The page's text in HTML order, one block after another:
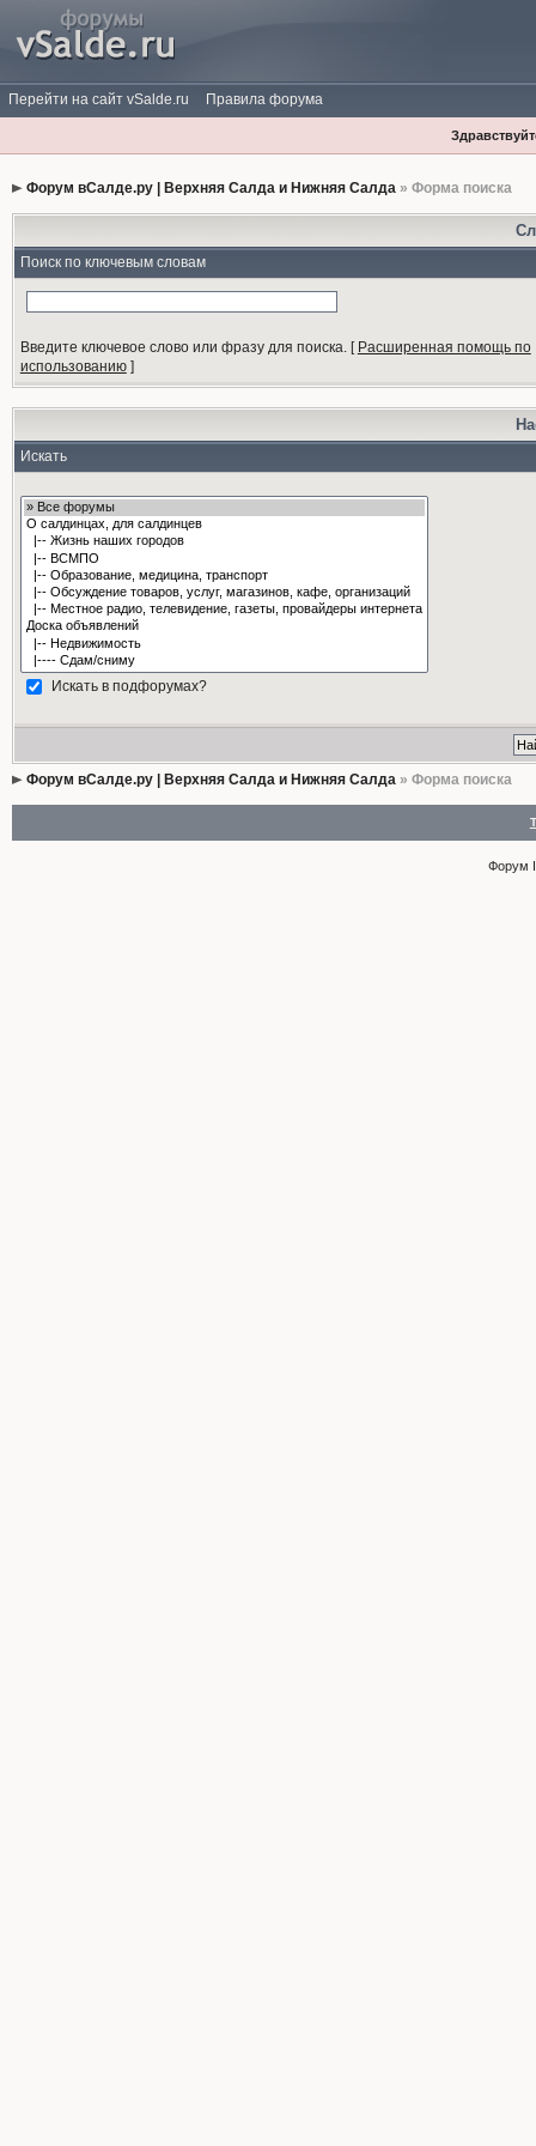
Перейти на сайт vSalde.ru Правила форума
Форум вСалде.ру | Верхняя Салда и Нижняя Салда» Форма поиска
Поиск по ключевым словам
Введите ключевое слово или фразу для поиска.[ Расширенная помощь по
использованию]
Искать
Искать в подфорумах?
Форум вСалде.ру | Верхняя Салда и Нижняя Салда» Форма поиска
Форум